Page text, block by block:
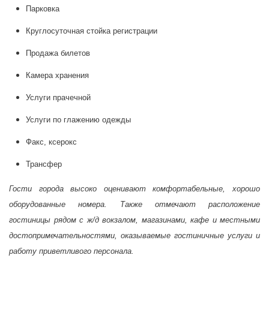
Парковка
Круглосуточная стойка регистрации
Продажа билетов
Камера хранения
Услуги прачечной
Услуги по глажению одежды
Факс, ксерокс
Трансфер
Гости города высоко оценивают комфортабельные, хорошо
оборудованные номера. Также отмечают расположение
гостиницы рядом с ж/д вокзалом, магазинами, кафе и местными
достопримечательностями, оказываемые гостиничные услуги и
работу приветливого персонала.